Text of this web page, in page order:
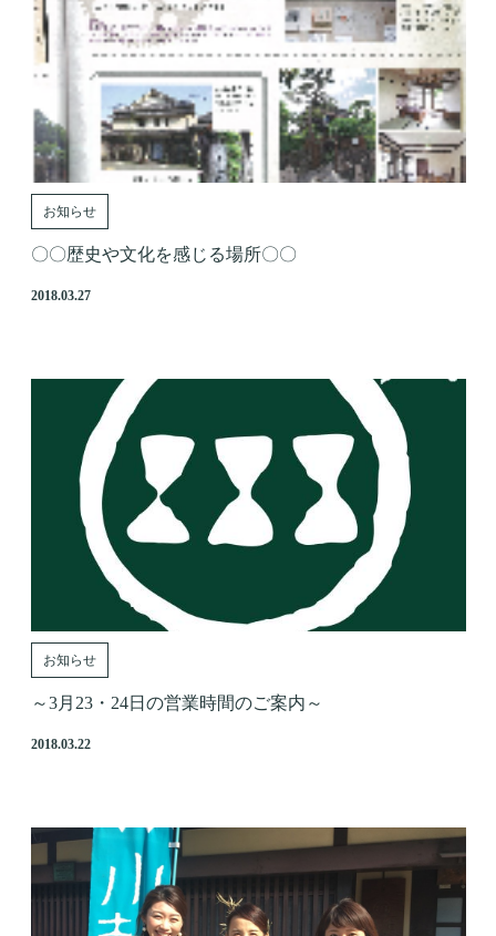
お知らせ
〇〇歴史や文化を感じる場所〇〇
2018.03.27
お知らせ
～3月23・24日の営業時間のご案内～
2018.03.22